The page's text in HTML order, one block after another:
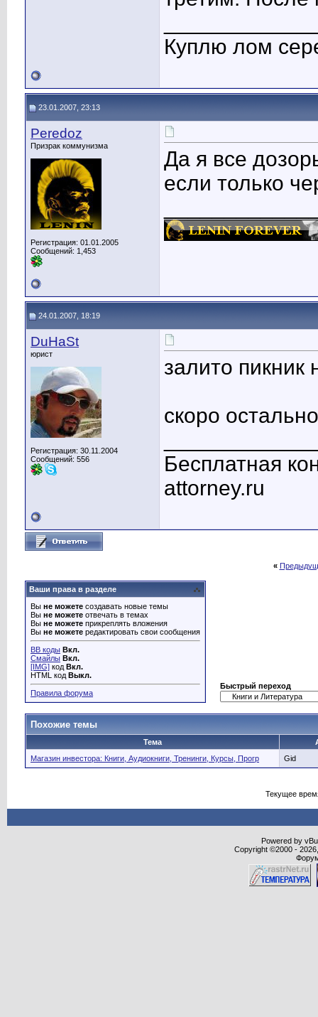
Куплю лом
23.01.2007, 23:13
Peredoz
Призрак коммунизма
Регистрация: 01.01.2005
Сообщений: 1,453
Да я все
если только
24.01.2007, 18:19
DuHaSt
юрист
Регистрация: 30.11.2004
Сообщений: 556
залито
скоро
Бесплатная
attorney.ru
«
Ваши права в разделе
Вы не можете создавать новые темы
Вы не можете отвечать в темах
Вы не можете прикреплять вложения
Вы не можете редактировать свои сообщения
BB коды Вкл.
Смайлы Вкл.
[IMG] код Вкл.
HTML код Выкл.
Правила форума
Быстрый переход
Похожие темы
Тема
Магазин инвестора: Книги, Аудиокниги, Тренинги, Курсы, Прогр
Gid
Текущее
Powered by
Copyright ©2000 -